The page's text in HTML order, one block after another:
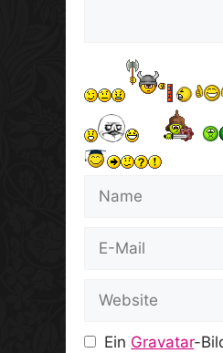
Mail
Ein Gravatar-